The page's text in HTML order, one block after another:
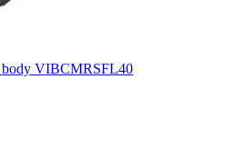
body VIBCMRSFL40